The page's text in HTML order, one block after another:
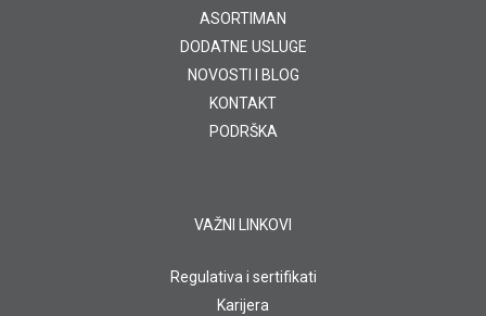
ASORTIMAN
DODATNE USLUGE
NOVOSTI I BLOG
KONTAKT
PODRŠKA
VAŽNI LINKOVI
Regulativa i sertifikati
Karijera